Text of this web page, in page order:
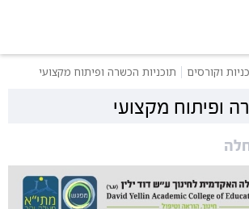
וקורסים תוכניות הכשרה ופיתוח מקצועי
ופיתוח מקצועי